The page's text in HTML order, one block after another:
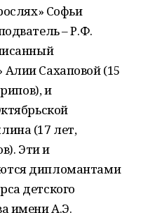
Софьи
– Р.Ф.
Сахаповой (15
и
(17 лет,
Эти и
дипломантами
детского
имени А.Э.